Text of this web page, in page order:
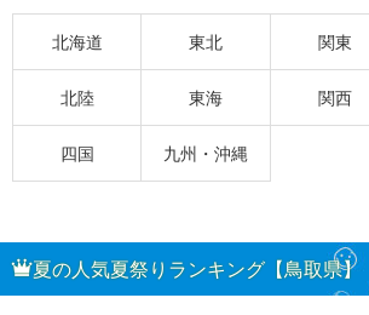
北海道 東北 関東
北陸 東海 関西
四国 九州・沖縄
夏の人気夏祭りランキング【鳥取県】